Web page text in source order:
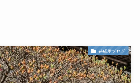
益成屋ブログ